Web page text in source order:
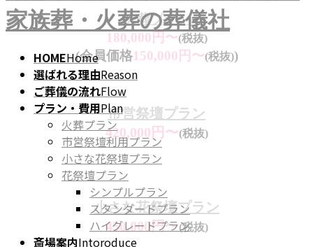
HOMEHome
選ばれる理由Reason
ご葬儀の流れFlow
プラン・費用Plan
火葬プラン
市営祭壇利用プラン
小さな花祭壇プラン
花祭壇プラン
シンプルプラン
スタンダードプラン
ハイグレードプラン
斎場案内Intoroduce
火葬プラン
180,000円〜(税抜)
(会員価格150,000円〜(税抜))
市営祭壇プラン
420,000円〜(税抜)
小さな花祭壇プラン
450,000円〜(税抜)